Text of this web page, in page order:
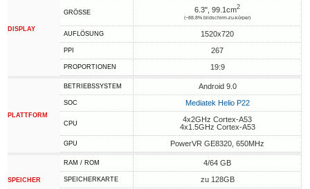
DISPLAY
GRÖSSE 6.3", 99.1cm2
(~88.8% bildschirm-zu-körper)
AUFLÖSUNG 1520x720
PPI 267
PROPORTIONEN 19:9
PLATTFORM
BETRIEBSSYSTEM Android 9.0
SOC Mediatek Helio P22
CPU
4x2GHz Cortex-A53
4x1.5GHz Cortex-A53
GPU PowerVR GE8320, 650MHz
SPEICHER
RAM / ROM 4/64 GB
SPEICHERKARTE zu 128GB